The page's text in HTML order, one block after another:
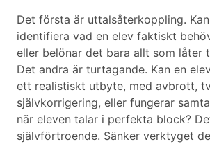
Det första är uttalsåterkoppling.
identifiera vad en elev faktiskt
eller belönar det bara allt som låter
Det andra är turtagande. Kan en
ett realistiskt utbyte, med avbrott,
självkorrigering, eller fungerar
när eleven talar i perfekta block?
självförtroende. Sänker verktyget